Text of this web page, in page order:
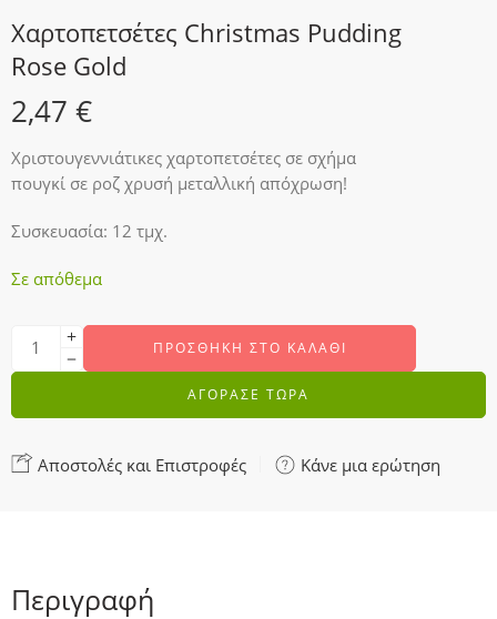
Χαρτοπετσέτες Christmas Pudding
Rose Gold
2,47 €
Χριστουγεννιάτικες χαρτοπετσέτες σε σχήμα
πουγκί σε ροζ χρυσή μεταλλική απόχρωση!
Συσκευασία: 12 τμχ.
Σε απόθεμα
ΠΡΟΣΘΉΚΗ ΣΤΟ ΚΑΛΆΘΙ
ΑΓΟΡΑΣΕ ΤΩΡΑ
Αποστολές και Επιστροφές Κάνε μια ερώτηση
Περιγραφή